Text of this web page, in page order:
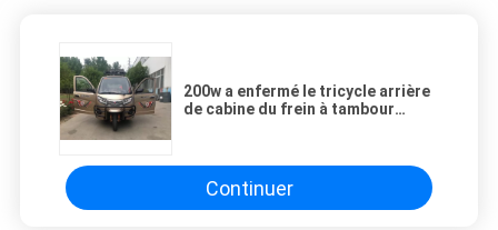
200w a enfermé le tricycle arrière
de cabine du frein à tambour
Continuer